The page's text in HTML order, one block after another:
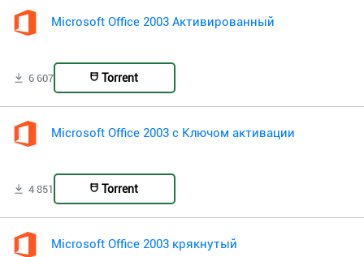
Microsoft Office 2003 Активированный
6 607 Torrent
Microsoft Office 2003 с Ключом активации
4 851 Torrent
Microsoft Office 2003 крякнутый